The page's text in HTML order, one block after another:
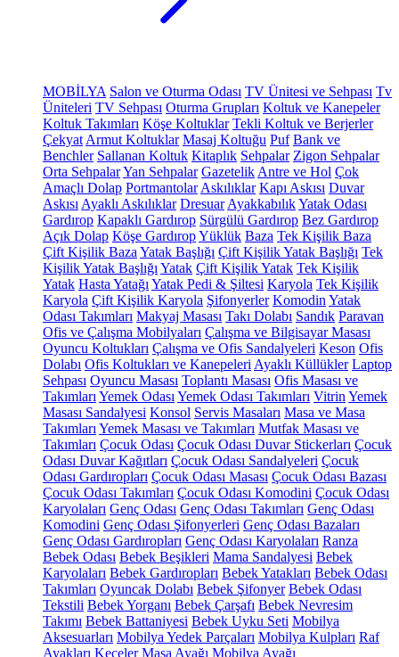
MOBİLYA Salon ve Oturma Odası TV Ünitesi ve Sehpası Tv
Üniteleri TV Sehpası Oturma Grupları Koltuk ve Kanepeler
Koltuk Takımları Köşe Koltuklar Tekli Koltuk ve Berjerler
Çekyat Armut Koltuklar Masaj Koltuğu Puf Bank ve
Benchler Sallanan Koltuk Kitaplık Sehpalar Zigon Sehpalar
Orta SehpalarYan Sehpalar Gazetelik Antre ve Hol Çok
Amaçlı Dolap Portmantolar Askılıklar Kapı Askısı Duvar
Askısı Ayaklı Askılıklar Dresuar AyakkabılıkYatak Odası
Gardırop Kapaklı Gardırop Sürgülü Gardırop Bez Gardırop
Açık Dolap Köşe GardıropYüklük Baza Tek Kişilik Baza
Çift Kişilik Baza Yatak Başlığı Çift Kişilik Yatak Başlığı Tek
Kişilik Yatak Başlığı Yatak Çift Kişilik Yatak Tek Kişilik
Yatak Hasta Yatağı Yatak Pedi & Şiltesi Karyola Tek Kişilik
Karyola Çift Kişilik Karyola Şifonyerler Komodin Yatak
Odası Takımları Makyaj Masası Takı Dolabı Sandık Paravan
Ofis ve Çalışma Mobilyaları Çalışma ve Bilgisayar Masası
Oyuncu Koltukları Çalışma ve Ofis Sandalyeleri Keson Ofis
Dolabı Ofis Koltukları ve Kanepeleri Ayaklı Küllükler Laptop
Sehpası Oyuncu Masası Toplantı Masası Ofis Masası ve
Takımları Yemek Odası Yemek Odası Takımları Vitrin Yemek
Masası Sandalyesi Konsol Servis Masaları Masa ve Masa
Takımları Yemek Masası ve Takımları Mutfak Masası ve
Takımları Çocuk Odası Çocuk Odası Duvar Stickerları Çocuk
Odası Duvar Kağıtları Çocuk Odası Sandalyeleri Çocuk
Odası Gardıropları Çocuk Odası Masası Çocuk Odası Bazası
Çocuk Odası Takımları Çocuk Odası Komodini Çocuk Odası
Karyolaları Genç Odası Genç Odası Takımları Genç Odası
Komodini Genç Odası Şifonyerleri Genç Odası Bazaları
Genç Odası Gardıropları Genç Odası Karyolaları Ranza
Bebek Odası Bebek Beşikleri Mama Sandalyesi Bebek
Karyolaları Bebek Gardıropları Bebek Yatakları Bebek Odası
Takımları Oyuncak Dolabı Bebek Şifonyer Bebek Odası
Tekstili Bebek Yorganı Bebek Çarşafı Bebek Nevresim
Takımı Bebek Battaniyesi Bebek Uyku Seti Mobilya
Aksesuarları Mobilya Yedek Parçaları Mobilya Kulpları Raf
Ayakları Keçeler Masa Ayağı Mobilya Ayağı